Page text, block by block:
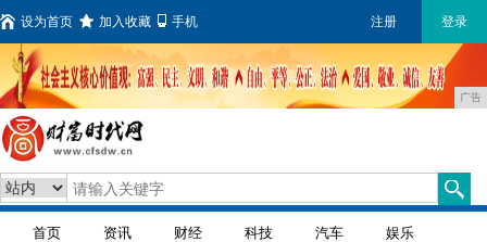
设为首页 加入收藏 手机 注册 登录
广告
首页 资讯 财经 科技 汽车
娱乐